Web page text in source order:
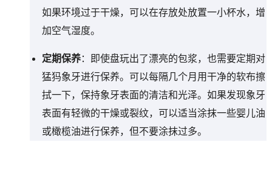
如果环境过于干燥，可以在存放处放置一小杯水，增
加空气湿度。
定期保养：即使盘玩出了漂亮的包浆，也需要定期对
猛犸象牙进行保养。可以每隔几个月用干净的软布擦
拭一下，保持象牙表面的清洁和光泽。如果发现象牙
表面有轻微的干燥或裂纹，可以适当涂抹一些婴儿油
或橄榄油进行保养，但不要涂抹过多。